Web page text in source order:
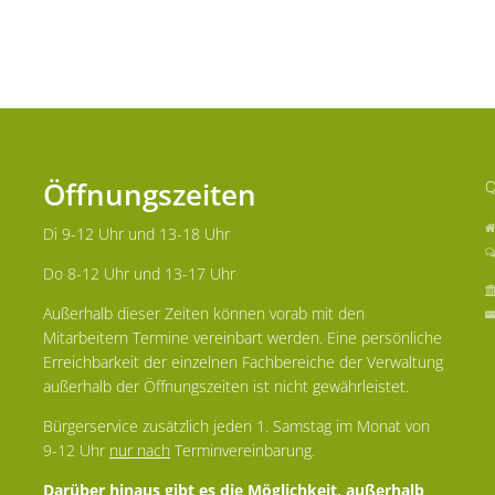
Öffnungszeiten
Di 9-12 Uhr und 13-18 Uhr
Do 8-12 Uhr und 13-17 Uhr
Außerhalb dieser Zeiten können vorab mit den
Mitarbeitern Termine vereinbart werden. Eine persönliche
Erreichbarkeit der einzelnen Fachbereiche der Verwaltung
außerhalb der Öffnungszeiten ist nicht gewährleistet.
Bürgerservice zusätzlich jeden 1. Samstag im Monat von
9-12 Uhr nur nach Terminvereinbarung.
Darüber hinaus gibt es die Möglichkeit, außerhalb